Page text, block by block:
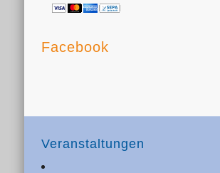
Facebook
Veranstaltungen